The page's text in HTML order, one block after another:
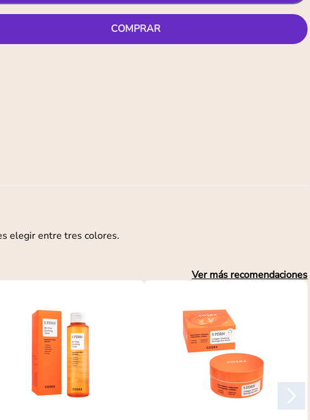
COMPRAR
elegir entre tres colores.
Ver más recomendaciones